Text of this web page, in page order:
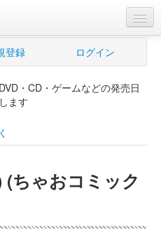
登録 ログイン
・CD・ゲームなどの発売日
ます
ちゃおコミック